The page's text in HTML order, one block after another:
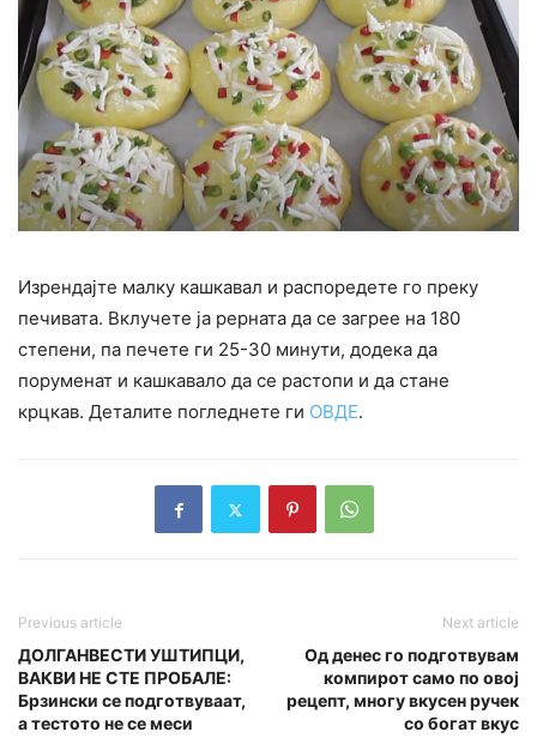
Изрендајте малку кашкавал и распоредете го преку
печивата. Вклучете ја рерната да се загрее на 180
степени, па печете ги 25-30 минути, додека да
поруменат и кашкавало да се растопи и да стане
крцкав. Деталите погледнете ги ОВДЕ.
Previous article
ДОЛГАНВЕСТИ УШТИПЦИ,
ВАКВИ НЕ СТЕ ПРОБАЛЕ:
Брзински се подготвуваат,
а тестото не се меси
Next article
Од денес го подготвувам
компирот само по овој
рецепт, многу вкусен ручек
со богат вкус